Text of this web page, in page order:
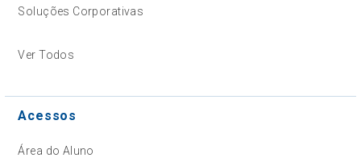
Soluções Corporativas
Ver Todos
Acessos
Área do Aluno